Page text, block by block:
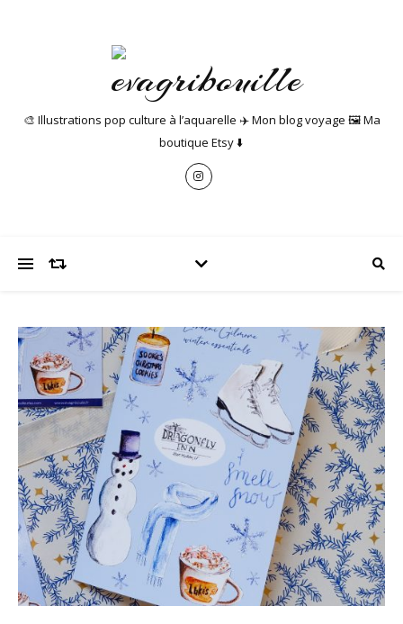
🎨 Illustrations pop culture à l’aquarelle ✈️ Mon blog voyage 🖼️ Ma
boutique Etsy ⬇️